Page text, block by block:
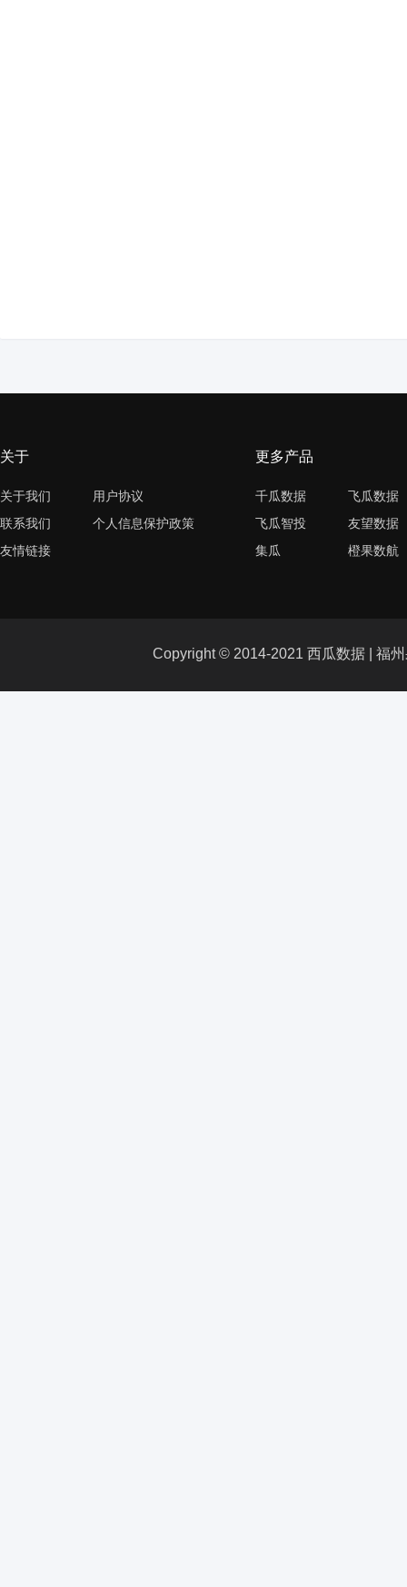
关于
关于我们
联系我们
友情链接
用户协议
个人信息保护政策
更多产品
千瓜数据
飞瓜智投
集瓜
飞瓜数据
友望数据
橙果数航
Copyright © 2014-2021 西瓜数据 | 福